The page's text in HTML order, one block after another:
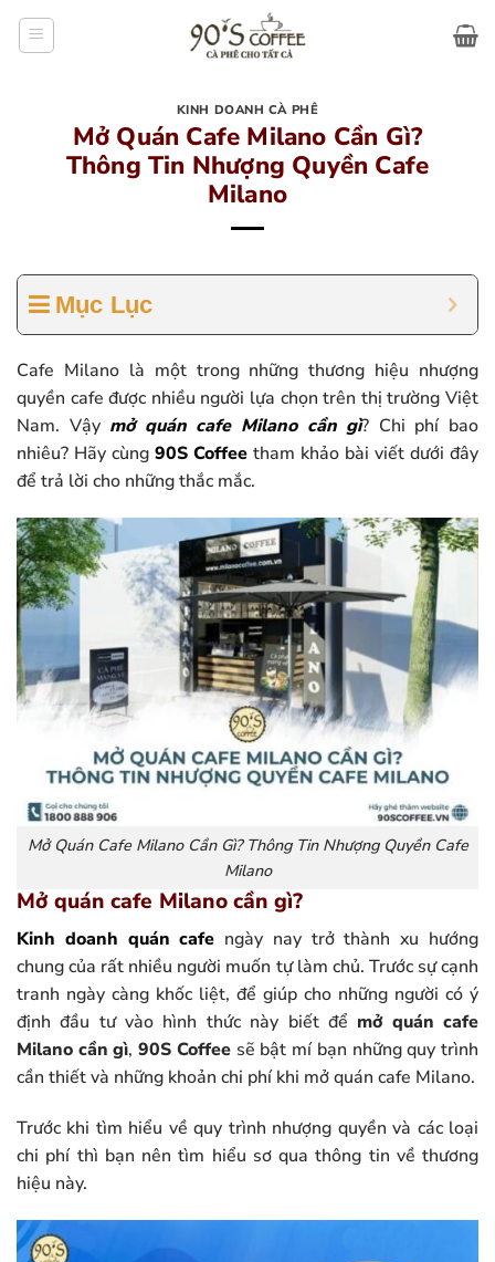
KINH DOANH CÀ PHÊ
Mở Quán Cafe Milano Cần Gì?
Thông Tin Nhượng Quyền Cafe
Milano
Mục Lục
Cafe Milano là một trong những thương hiệu nhượng
quyền cafe được nhiều người lựa chọn trên thị trường Việt
Nam. Vậy mở quán cafe Milano cần gì? Chi phí bao
nhiêu? Hãy cùng 90S Coffee tham khảo bài viết dưới đây
để trả lời cho những thắc mắc.
Mở Quán Cafe Milano Cần Gì? Thông Tin Nhượng Quyền Cafe
Milano
Mở quán cafe Milano cần gì?
Kinh doanh quán cafe ngày nay trở thành xu hướng
chung của rất nhiều người muốn tự làm chủ. Trước sự cạnh
tranh ngày càng khốc liệt, để giúp cho những người có ý
định đầu tư vào hình thức này biết để mở quán cafe
Milano cần gì,90S Coffeesẽ bật mí bạn những quy trình
cần thiết và những khoản chi phí khi mở quán cafe Milano.
Trước khi tìm hiểu về quy trình nhượng quyền và các loại
chi phí thì bạn nên tìm hiểu sơ qua thông tin về thương
hiệu này.